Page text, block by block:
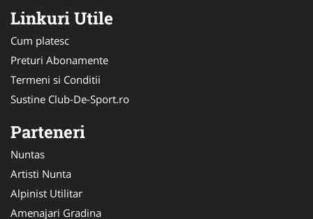
Linkuri Utile
Cum platesc
Preturi Abonamente
Termeni si Conditii
Sustine Club-De-Sport.ro
Parteneri
Nuntas
Artisti Nunta
Alpinist Utilitar
Amenajari Gradina